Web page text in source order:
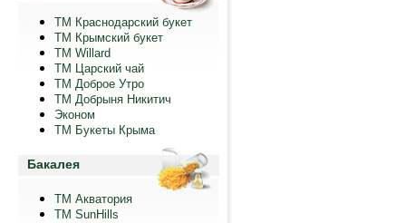
ТМ Краснодарский букет
ТМ Крымский букет
ТМ Willard
ТМ Царский чай
ТМ Доброе Утро
ТМ Добрыня Никитич
Эконом
ТМ Букеты Крыма
Бакалея
ТМ Акватория
ТМ SunHills